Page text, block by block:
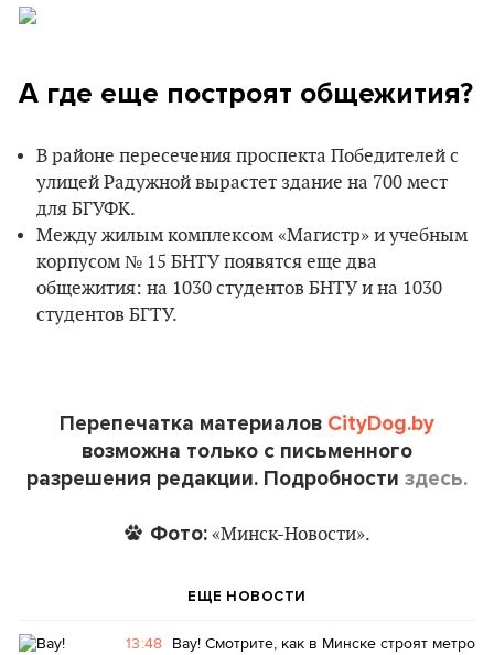
А где еще построят общежития?
В районе пересечения проспекта Победителей с
улицей Радужной вырастет здание на 700 мест
для БГУФК.
Между жилым комплексом «Магистр» и учебным
корпусом № 15 БНТУ появятся еще два
общежития: на 1030 студентов БНТУ и на 1030
студентов БГТУ.
Перепечатка материалов CityDog.by
возможна только с письменного
разрешения редакции. Подробности здесь.
Фото:«Минск-Новости».
ЕЩЕ НОВОСТИ
13:48 Вау! Смотрите, как в Минске строят метро